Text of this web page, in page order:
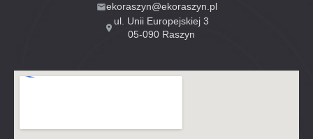
ekoraszyn@ekoraszyn.pl
ul. Unii Europejskiej 3
05-090 Raszyn